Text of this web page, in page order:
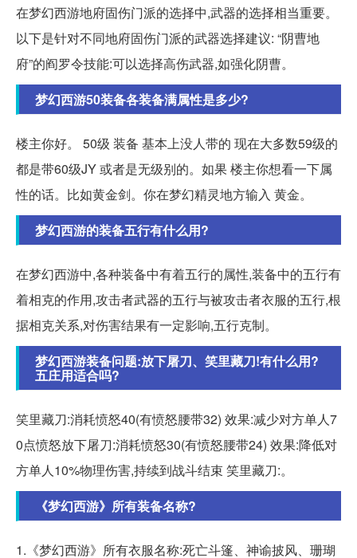
在梦幻西游地府固伤门派的选择中,武器的选择相当重要。
以下是针对不同地府固伤门派的武器选择建议: “阴曹地
府”的阎罗令技能:可以选择高伤武器,如强化阴曹。
梦幻西游50装备各装备满属性是多少?
楼主你好。 50级 装备 基本上没人带的 现在大多数59级的
都是带60级JY 或者是无级别的。如果 楼主你想看一下属
性的话。比如黄金剑。你在梦幻精灵地方输入 黄金。
梦幻西游的装备五行有什么用?
在梦幻西游中,各种装备中有着五行的属性,装备中的五行有
着相克的作用,攻击者武器的五行与被攻击者衣服的五行,根
据相克关系,对伤害结果有一定影响,五行克制。
梦幻西游装备问题:放下屠刀、笑里藏刀!有什么用?
五庄用适合吗?
笑里藏刀:消耗愤怒40(有愤怒腰带32) 效果:减少对方单人7
0点愤怒放下屠刀:消耗愤怒30(有愤怒腰带24) 效果:降低对
方单人10%物理伤害,持续到战斗结束 笑里藏刀:。
《梦幻西游》所有装备名称?
1.《梦幻西游》所有衣服名称:死亡斗篷、神谕披风、珊瑚